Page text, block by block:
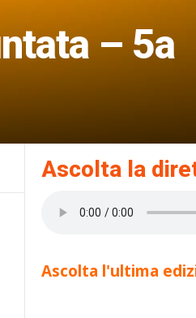
– 5a
Ascolta la
Ascolta l'ultima